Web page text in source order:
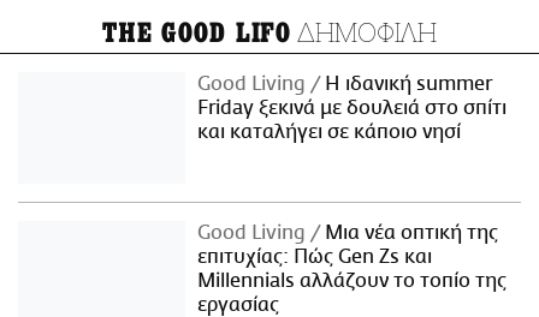
THE GOOD LIFO ΔΗΜΟΦΙΛΗ
Good Living
Η ιδανική summer
Friday ξεκινά με δουλειά στο σπίτι
και καταλήγει σε κάποιο νησί
Good Living
Μια νέα οπτική της
επιτυχίας: Πώς Gen Zs και
Millennials αλλάζουν το τοπίο της
εργασίας